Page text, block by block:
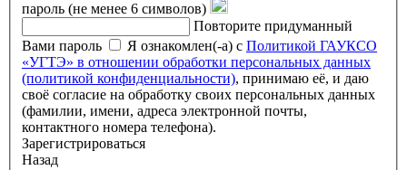
пароль (не менее 6 символов)
Повторите придуманный
Вами пароль
Я ознакомлен(-а) с Политикой ГАУКСО
«УГТЭ» в отношении обработки персональных данных
(политикой конфиденциальности), принимаю её, и даю
своё согласие на обработку своих персональных данных
(фамилии, имени, адреса электронной почты,
контактного номера телефона).
Зарегистрироваться
Назад